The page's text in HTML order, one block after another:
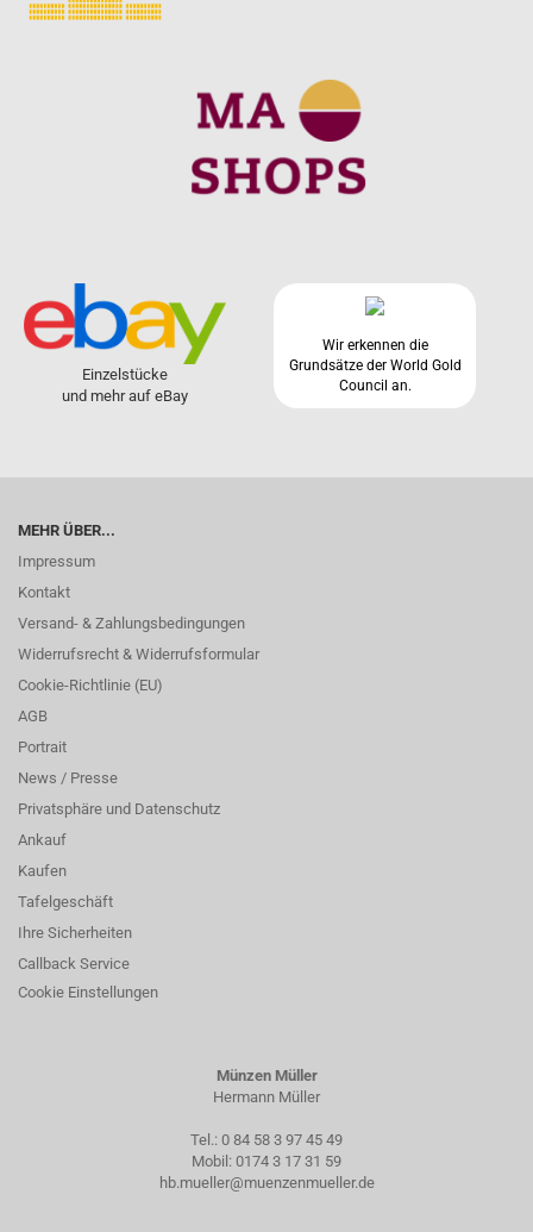
Einzelstücke
und mehr auf eBay
Wir erkennen die
Grundsätze der World Gold
Council an.
MEHR ÜBER...
Impressum
Kontakt
Versand- & Zahlungsbedingungen
Widerrufsrecht & Widerrufsformular
Cookie-Richtlinie (EU)
AGB
Portrait
News / Presse
Privatsphäre und Datenschutz
Ankauf
Kaufen
Tafelgeschäft
Ihre Sicherheiten
Callback Service
Cookie Einstellungen
Münzen Müller
Hermann Müller
Tel.: 0 84 58 3 97 45 49
Mobil: 0174 3 17 31 59
hb.mueller@muenzenmueller.de